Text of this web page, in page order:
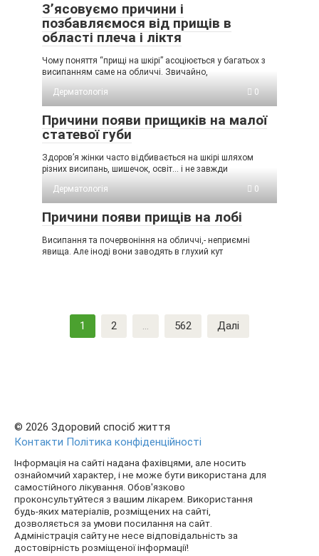
З’ясовуємо причини і
позбавляємося від прищів в
області плеча і ліктя
Чому поняття “прищі на шкірі” асоціюється у багатьох з
висипанням саме на обличчі. Звичайно,
Дерматологія
0
Причини появи прищиків на малої
статевої губи
Здоров’я жінки часто відбивається на шкірі шляхом
різних висипань, шишечок, освіт… і не завжди
Дерматологія
0
Причини появи прищів на лобі
Висипання та почервоніння на обличчі,- неприємні
явища. Але іноді вони заводять в глухий кут
1 2 … 562 Далі
© 2026 Здоровий спосіб життя
Контакти Політика конфіденційності
Інформація на сайті надана фахівцями, але носить
ознайомчий характер, і не може бути використана для
самостійного лікування. Обов'язково
проконсультуйтеся з вашим лікарем. Використання
будь-яких матеріалів, розміщених на сайті,
дозволяється за умови посилання на сайт.
Адміністрація сайту не несе відповідальність за
достовірність розміщеної інформації!